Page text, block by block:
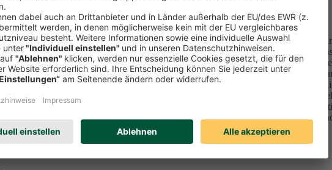
in Unternehmen (Aktien und Unternehmensanleihen) reduziert, die
bewerten und nicht nur Emissionswerte zu betrachten, da in der Konsequenz
sich ambitionierte Ziele im Einklang mit den internationalen Klimazielen
Unternehmen bzw. Projekte (u.a. Sektoren Utilities, Materials, Energy
an die Ziele – die von der Ratingagentur ISS ESG überprüft werden – ist
dieses Portfolio der DEVK bis 2050 festgelegt, da sich alle investierten
bis 2040 in den Kapitalanlagen festgelegt.
Für die Assetklassen
der wir uns in den nächsten Jahren stellen. Für den
ausschließen?